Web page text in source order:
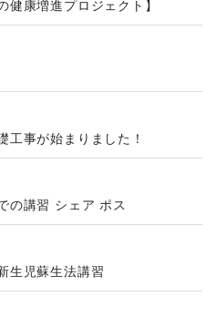
健康増進プロジェクト】
工事が始まりました！
の講習 シェア ポス
生児蘇生法講習